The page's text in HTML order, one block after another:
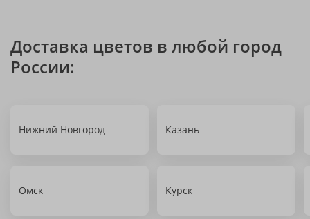
Доставка цветов в любой город
России:
Нижний Новгород Казань
Омск Курск